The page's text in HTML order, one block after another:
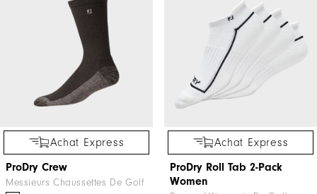
Achat Express
ProDry Crew
Messieurs Chaussettes De Golf
Achat Express
ProDry Roll Tab 2-Pack
Women